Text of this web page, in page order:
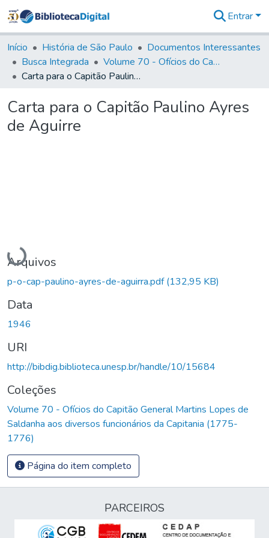
&
Coleções
Tudo na
Biblioteca
Estatísticas
Entrar
Início História de São Paulo
Documentos Interessantes
Busca Integrada
Volume 70 - Ofícios do Capitão General Martins Lopes de Saldanha aos diversos funcionários da Capitania (1775-1776)
Carta para o Capitão Paulino Ayres de Aguirre
Carta para o Capitão Paulino Ayres
de Aguirre
Carregando...
Arquivos
p-o-cap-paulino-ayres-de-aguirra.pdf(132,95 KB)
Data
1946
URI
http://bibdig.biblioteca.unesp.br/handle/10/15684
Coleções
Volume 70 - Ofícios do Capitão General Martins Lopes de
Saldanha aos diversos funcionários da Capitania (1775-
1776)
Página do item completo
PARCEIROS